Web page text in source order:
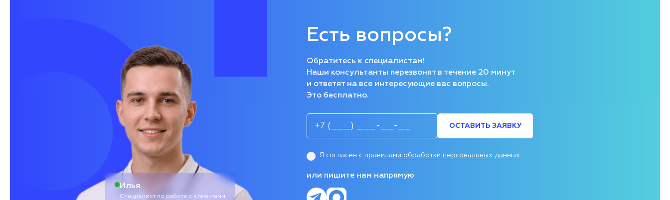
Илья
Специалист по работе с клиентами
Есть вопросы?
Обратитесь к специалистам!
Наши консультанты перезвонят в течение 20 минут
и ответят на все интересующие вас вопросы.
Это бесплатно.
ОСТАВИТЬ ЗАЯВКУ
Я согласен с правилами обработки персональных данных
или пишите нам напрямую